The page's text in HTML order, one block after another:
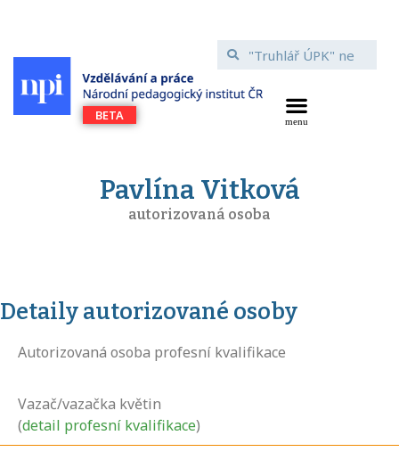
Pavlína Vitková
autorizovaná osoba
Detaily autorizované osoby
Autorizovaná osoba profesní kvalifikace
Vazač/vazačka květin
(detail profesní kvalifikace)